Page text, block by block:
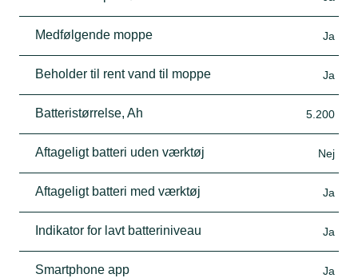
Medfølgende moppe Ja
Beholder til rent vand til moppe Ja
Batteristørrelse, Ah 5.200
Aftageligt batteri uden værktøj Nej
Aftageligt batteri med værktøj Ja
Indikator for lavt batteriniveau Ja
Smartphone app Ja